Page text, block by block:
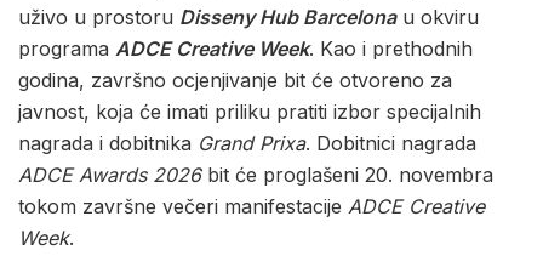
uživo u prostoru Disseny Hub Barcelona u okviru
programa ADCE Creative Week. Kao i prethodnih
godina, završno ocjenjivanje bit će otvoreno za
javnost, koja će imati priliku pratiti izbor specijalnih
nagrada i dobitnika Grand Prixa. Dobitnici nagrada
ADCE Awards 2026bit će proglašeni 20. novembra
tokom završne večeri manifestacije ADCE Creative
Week.